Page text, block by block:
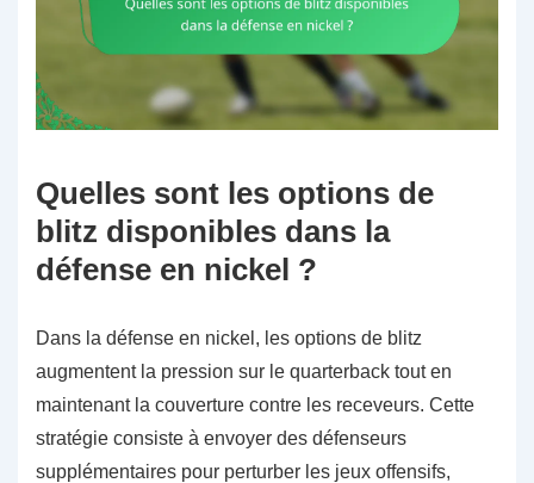
Quelles sont les options de
blitz disponibles dans la
défense en nickel ?
Dans la défense en nickel, les options de blitz
augmentent la pression sur le quarterback tout en
maintenant la couverture contre les receveurs. Cette
stratégie consiste à envoyer des défenseurs
supplémentaires pour perturber les jeux offensifs,